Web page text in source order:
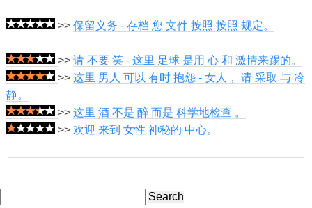
>> 保留义务 - 存档 您 文件 按照 按照 规定。
>> 请 不要 笑 - 这里 足球 是用 心 和 激情来踢的。
>> 这里 男人 可以 有时 抱怨 - 女人， 请 采取 与 冷
静。
>> 这里 酒 不是 醉 而是 科学地检查 。
>> 欢迎 来到 女性 神秘的 中心。
Search